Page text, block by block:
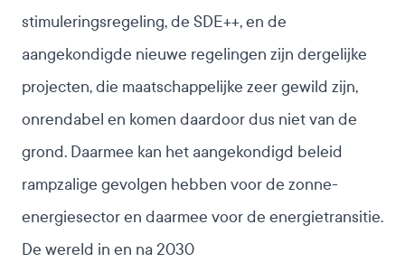
stimuleringsregeling, de SDE++, en de
aangekondigde nieuwe regelingen zijn dergelijke
projecten, die maatschappelijke zeer gewild zijn,
onrendabel en komen daardoor dus niet van de
grond. Daarmee kan het aangekondigd beleid
rampzalige gevolgen hebben voor de zonne-
energiesector en daarmee voor de energietransitie.
De wereld in en na 2030